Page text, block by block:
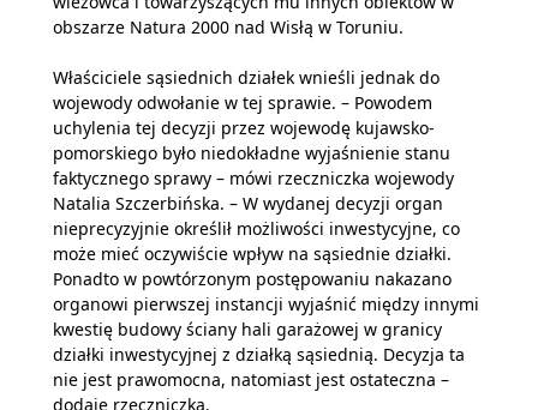
obszarze Natura 2000 nad Wisłą w Toruniu.
Właściciele sąsiednich działek wnieśli jednak do
wojewody odwołanie w tej sprawie. – Powodem
uchylenia tej decyzji przez wojewodę kujawsko-
pomorskiego było niedokładne wyjaśnienie stanu
faktycznego sprawy – mówi rzeczniczka wojewody
Natalia Szczerbińska. – W wydanej decyzji organ
nieprecyzyjnie określił możliwości inwestycyjne, co
może mieć oczywiście wpływ na sąsiednie działki.
Ponadto w powtórzonym postępowaniu nakazano
organowi pierwszej instancji wyjaśnić między innymi
kwestię budowy ściany hali garażowej w granicy
działki inwestycyjnej z działką sąsiednią. Decyzja ta
nie jest prawomocna, natomiast jest ostateczna –
dodaje rzeczniczka.